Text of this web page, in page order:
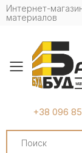
Интернет-
материалов
Toggle
+38 096
Search